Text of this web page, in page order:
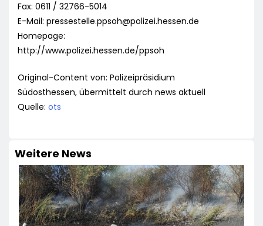
Fax: 0611 / 32766-5014
E-Mail: pressestelle.ppsoh@polizei.hessen.de
Homepage:
http://www.polizei.hessen.de/ppsoh
Original-Content von: Polizeipräsidium
Südosthessen, übermittelt durch news aktuell
Quelle: ots
Weitere News